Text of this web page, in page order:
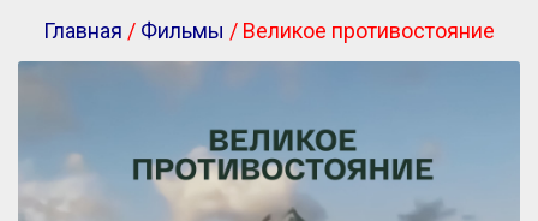
Главная / Фильмы / Великое противостояние